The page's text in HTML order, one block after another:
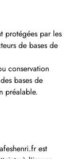
protégées par les
de bases de
conservation
bases de
préalable.
est